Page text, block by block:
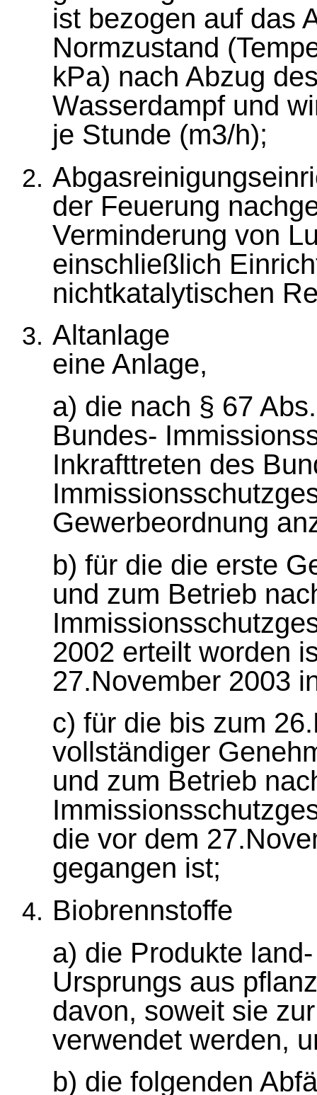
ist bezogen auf das
Normzustand
kPa) nach Abzug
Wasserdampf und
je Stunde (m3/h);
der Feuerung
Verminderung von
einschließlich
nichtkatalytischen
Altanlage
eine Anlage,
a) die nach § 67
Bundes-
Inkrafttreten des
Gewerbeordnung
b) für die die erste
und zum Betrieb
2002 erteilt worden
27.November 2003
c) für die bis zum
vollständiger
und zum Betrieb
die vor dem
gegangen ist;
Biobrennstoffe
a) die Produkte
Ursprungs aus
davon, soweit sie
verwendet werden,
b) die folgenden